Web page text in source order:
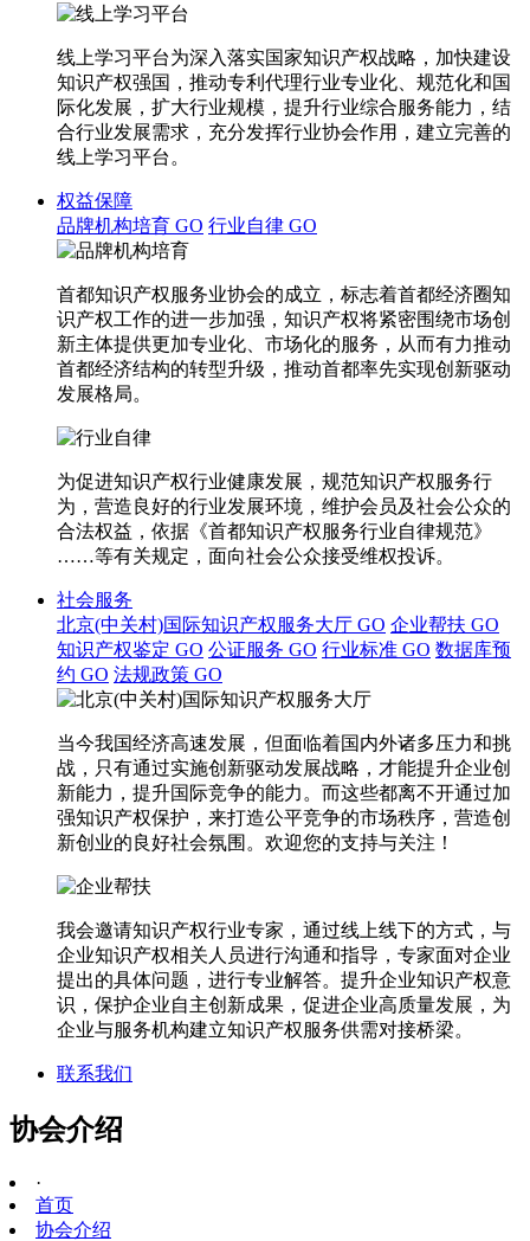
线上学习平台为深入落实国家知识产权战略，加快建设
知识产权强国，推动专利代理行业专业化、规范化和国
际化发展，扩大行业规模，提升行业综合服务能力，结
合行业发展需求，充分发挥行业协会作用，建立完善的
线上学习平台。
权益保障
品牌机构培育 GO 行业自律 GO
首都知识产权服务业协会的成立，标志着首都经济圈知
识产权工作的进一步加强，知识产权将紧密围绕市场创
新主体提供更加专业化、市场化的服务，从而有力推动
首都经济结构的转型升级，推动首都率先实现创新驱动
发展格局。
为促进知识产权行业健康发展，规范知识产权服务行
为，营造良好的行业发展环境，维护会员及社会公众的
合法权益，依据《首都知识产权服务行业自律规范》
……等有关规定，面向社会公众接受维权投诉。
社会服务
北京(中关村)国际知识产权服务大厅 GO 企业帮扶 GO
知识产权鉴定 GO 公证服务 GO 行业标准 GO 数据库预
约 GO 法规政策 GO
当今我国经济高速发展，但面临着国内外诸多压力和挑
战，只有通过实施创新驱动发展战略，才能提升企业创
新能力，提升国际竞争的能力。而这些都离不开通过加
强知识产权保护，来打造公平竞争的市场秩序，营造创
新创业的良好社会氛围。欢迎您的支持与关注！
我会邀请知识产权行业专家，通过线上线下的方式，与
企业知识产权相关人员进行沟通和指导，专家面对企业
提出的具体问题，进行专业解答。提升企业知识产权意
识，保护企业自主创新成果，促进企业高质量发展，为
企业与服务机构建立知识产权服务供需对接桥梁。
联系我们
协会介绍
·
首页
协会介绍